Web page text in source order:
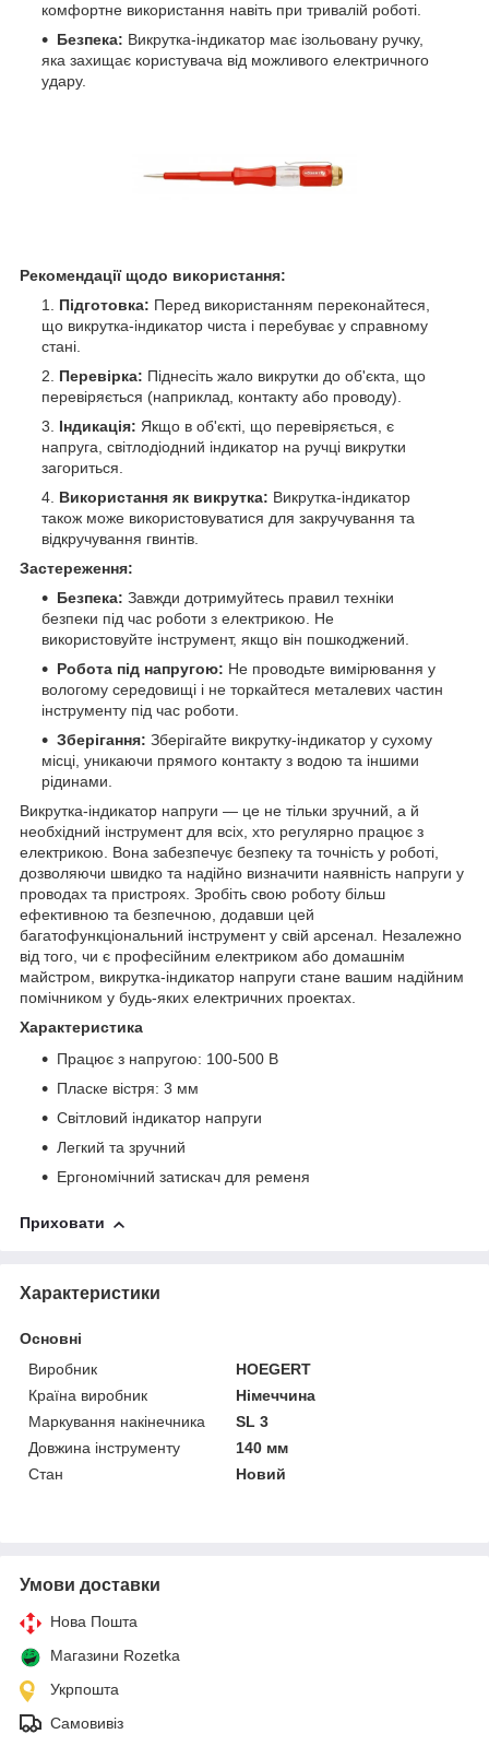
комфортне використання навіть при тривалій роботі.
Безпека: Викрутка-індикатор має ізольовану ручку,
яка захищає користувача від можливого електричного
удару.
Рекомендації щодо використання:
Підготовка: Перед використанням переконайтеся,
що викрутка-індикатор чиста і перебуває у справному
стані.
Перевірка: Піднесіть жало викрутки до об'єкта, що
перевіряється (наприклад, контакту або проводу).
Індикація: Якщо в об'єкті, що перевіряється, є
напруга, світлодіодний індикатор на ручці викрутки
загориться.
Використання як викрутка: Викрутка-індикатор
також може використовуватися для закручування та
відкручування гвинтів.
Застереження:
Безпека: Завжди дотримуйтесь правил техніки
безпеки під час роботи з електрикою. Не
використовуйте інструмент, якщо він пошкоджений.
Робота під напругою: Не проводьте вимірювання у
вологому середовищі і не торкайтеся металевих частин
інструменту під час роботи.
Зберігання: Зберігайте викрутку-індикатор у сухому
місці, уникаючи прямого контакту з водою та іншими
рідинами.
Викрутка-індикатор напруги — це не тільки зручний, а й
необхідний інструмент для всіх, хто регулярно працює з
електрикою. Вона забезпечує безпеку та точність у роботі,
дозволяючи швидко та надійно визначити наявність напруги у
проводах та пристроях. Зробіть свою роботу більш
ефективною та безпечною, додавши цей
багатофункціональний інструмент у свій арсенал. Незалежно
від того, чи є професійним електриком або домашнім
майстром, викрутка-індикатор напруги стане вашим надійним
помічником у будь-яких електричних проектах.
Характеристика
Працює з напругою: 100-500 В
Пласке вістря: 3 мм
Світловий індикатор напруги
Легкий та зручний
Ергономічний затискач для ременя
Приховати
Характеристики
Основні
Виробник
HOEGERT
Країна виробник
Німеччина
Маркування накінечника
SL 3
Довжина інструменту
140 мм
Стан
Новий
Умови доставки
Нова Пошта
Магазини Rozetka
Укрпошта
Самовивіз